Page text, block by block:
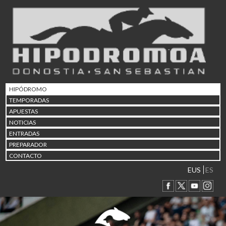
HIPÓDROMO
TEMPORADAS
APUESTAS
NOTICIAS
ENTRADAS
PREPARADOR
CONTACTO
EUS ES
02/08 17:30 Abuztuaren 2a / 2 de
Abuztuaren 9a / 9 de
12/08 12:08 Abuztaren 12a / 12 de
15/08 17:05 Abuztuaren 15a / 15 de
23/08 17:30 Abuztuaren 23a / 23 de
30/08 17:30 Abuztuaren 30a / 30 de
02/09 11:15
06/09 17:30 Irailaren 6a / 6 de
Irailaren 13a / 13 de
30/09 11:30 Irailaren 30a / 30 de